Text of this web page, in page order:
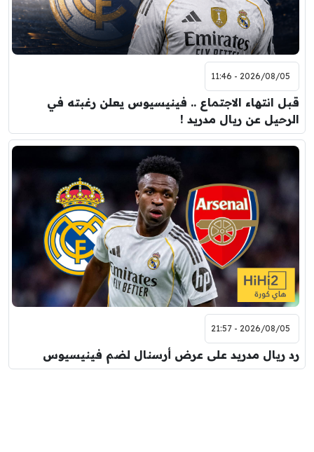
2026/08/05 - 11:46
قبل انتهاء الاجتماع .. فينيسيوس يعلن رغبته في
الرحيل عن ريال مدريد !
2026/08/05 - 21:57
رد ريال مدريد على عرض أرسنال لضم فينيسيوس